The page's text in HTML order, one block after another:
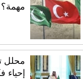
مهمة؟
محلل
إحياء